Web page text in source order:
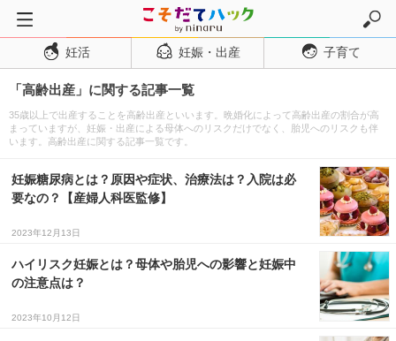
トップページ
妊活
妊娠・出産
妊娠初期
出産
妊活 妊娠・出産 子育て
「高齢出産」に関する記事一覧
35歳以上で出産することを高齢出産といいます。晩婚化によって高齢出産の割合が高
まっていますが、妊娠・出産による母体へのリスクだけでなく、胎児へのリスクも伴
います。高齢出産に関する記事一覧です。
妊娠糖尿病とは？原因や症状、治療法は？入院は必
要なの？【産婦人科医監修】
2023年12月13日
ハイリスク妊娠とは？母体や胎児への影響と妊娠中
の注意点は？
2023年10月12日